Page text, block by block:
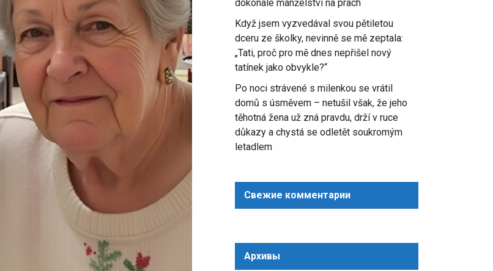
dokonalé manželství na prach
Když jsem vyzvedával svou pětiletou
dceru ze školky, nevinně se mě zeptala:
„Tati, proč pro mě dnes nepřišel nový
tatínek jako obvykle?“
Po noci strávené s milenkou se vrátil
domů s úsměvem – netušil však, že jeho
těhotná žena už zná pravdu, drží v ruce
důkazy a chystá se odletět soukromým
letadlem
Свежие комментарии
Архивы